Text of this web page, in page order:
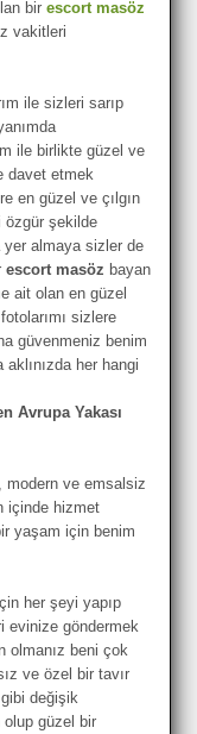
birescort masöz
vakitleri
ile sizleri sarıp
ile birlikte güzel ve
davet etmek
en güzel ve çılgın
özgür şekilde
almaya sizler de
escort masöz bayan
ait olan en güzel
sizlere
güvenmeniz benim
her hangi
Avrupa Yakası
modern ve emsalsiz
içinde hizmet
yaşam için benim
her şeyi yapıp
evinize göndermek
olmanız beni çok
ve özel bir tavır
değişik
olup güzel bir